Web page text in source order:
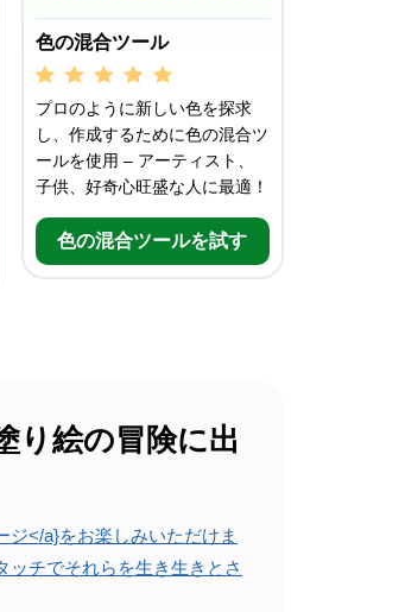
色の混合ツール
プロのように新しい色を探求
し、作成するために色の混合ツ
ールを使用 – アーティスト、
子供、好奇心旺盛な人に最適！
色の混合ツールを試す
り絵の冒険に出
</a}をお楽しみいただけま
チでそれらを生き生きとさ